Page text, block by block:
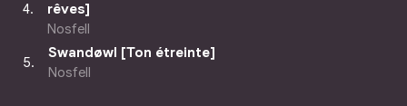
4.
rêves]
Nosfell
5.
Swandøwl [Ton étreinte]
Nosfell